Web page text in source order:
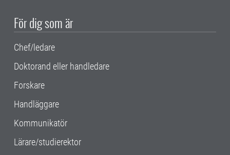
För dig som är
Chef/ledare
Doktorand eller handledare
Forskare
Handläggare
Kommunikatör
Lärare/studierektor